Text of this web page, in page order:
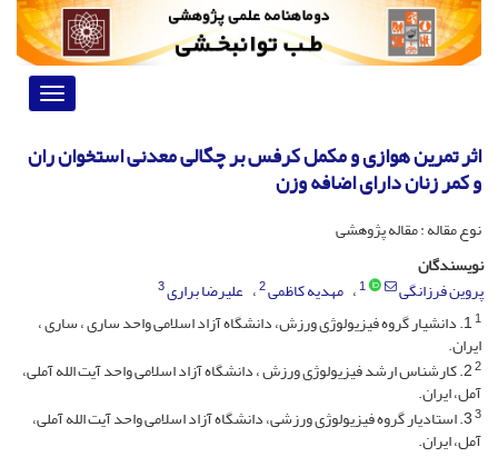
Toggle
اثر تمرین هوازی و مکمل کرفس بر چگالی معدنی استخوان ران
و کمر زنان دارای اضافه وزن
نوع مقاله : مقاله پژوهشی
نویسندگان
پروین فرزانگی
1 مهدیه کاظمی2 علیرضا براری3
1 1. دانشیار گروه فیزیولوژی ورزش، دانشگاه آزاد اسلامی واحد ساری ، ساری ،
ایران.
2 2. کارشناس ارشد فیزیولوژی ورزش ، دانشگاه آزاد اسلامی واحد آیت الله آملی،
آمل، ایران.
3 3. استادیار گروه فیزیولوژی ورزشی، دانشگاه آزاد اسلامی واحد آیت الله آملی،
آمل، ایران.